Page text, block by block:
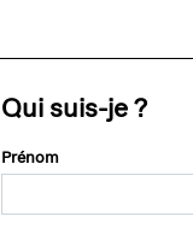
Qui suis-je ?
Prénom